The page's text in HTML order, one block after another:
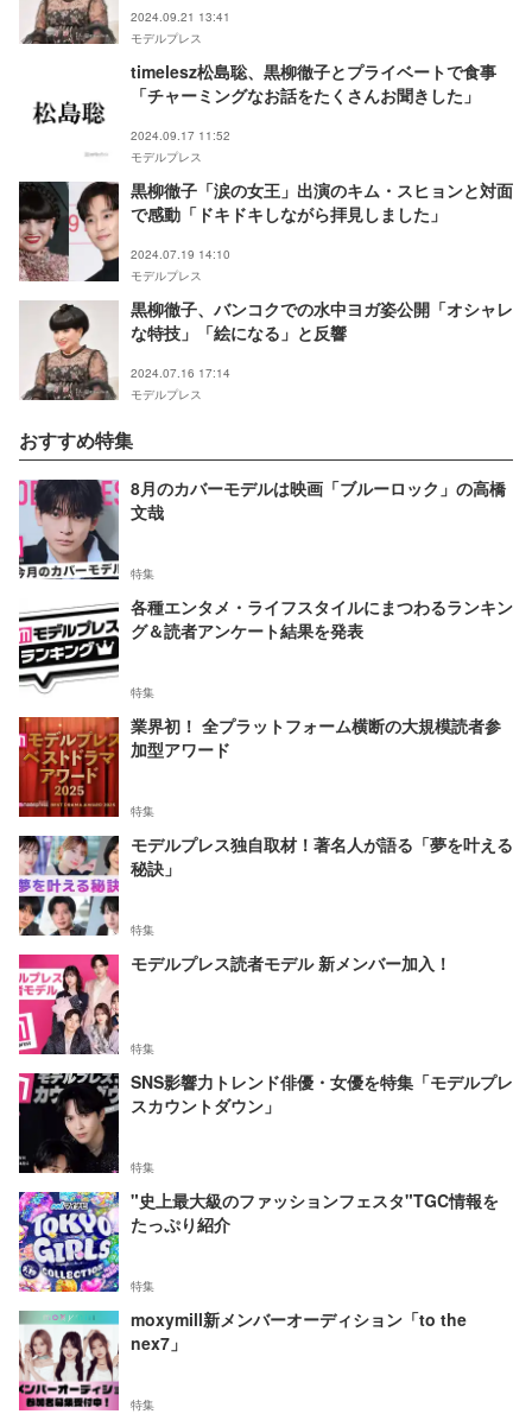
2024.09.21 13:41
モデルプレス
timelesz松島聡、黒柳徹子とプライベートで食事
「チャーミングなお話をたくさんお聞きした」
2024.09.17 11:52
モデルプレス
黒柳徹子「涙の女王」出演のキム・スヒョンと対面
で感動「ドキドキしながら拝見しました」
2024.07.19 14:10
モデルプレス
黒柳徹子、バンコクでの水中ヨガ姿公開「オシャレ
な特技」「絵になる」と反響
2024.07.16 17:14
モデルプレス
おすすめ特集
8月のカバーモデルは映画「ブルーロック」の高橋
文哉
特集
各種エンタメ・ライフスタイルにまつわるランキン
グ＆読者アンケート結果を発表
特集
業界初！ 全プラットフォーム横断の大規模読者参
加型アワード
特集
モデルプレス独自取材！著名人が語る「夢を叶える
秘訣」
特集
モデルプレス読者モデル 新メンバー加入！
特集
SNS影響力トレンド俳優・女優を特集「モデルプレ
スカウントダウン」
特集
"史上最大級のファッションフェスタ"TGC情報を
たっぷり紹介
特集
moxymill新メンバーオーディション「to the
nex7」
特集